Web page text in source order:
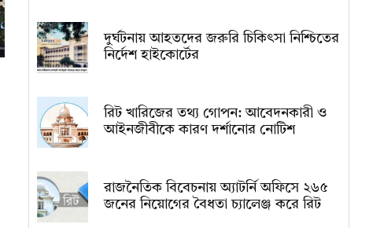
দুর্ঘটনায় আহতদের জরুরি চিকিৎসা নিশ্চিতের
নির্দেশ হাইকোর্টের
রিট খারিজের তথ্য গোপন: আবেদনকারী ও
আইনজীবীকে কারণ দর্শানোর নোটিশ
রাজনৈতিক বিবেচনায় অ‍্যাটর্নি অফিসে ২৬৫
জনের নিয়োগের বৈধতা চ্যালেঞ্জ করে রিট